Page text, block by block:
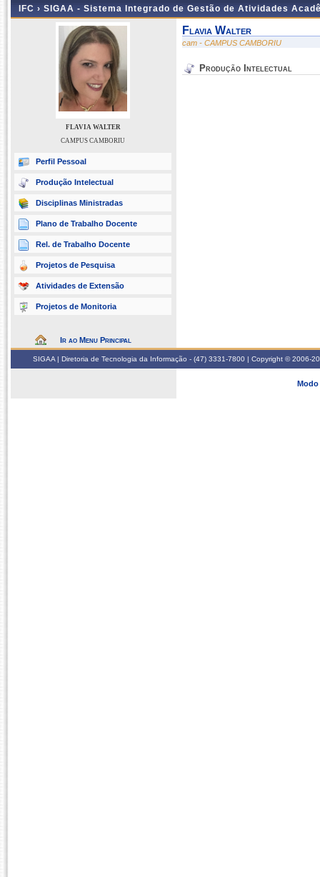
IFC › SIGAA - Sistema Integrado de Gestão de Atividades
FLAVIA WALTER
CAMPUS CAMBORIU
Perfil Pessoal
Produção Intelectual
Disciplinas Ministradas
Plano de Trabalho Docente
Rel. de Trabalho Docente
Projetos de Pesquisa
Atividades de Extensão
Projetos de Monitoria
Ir ao Menu Principal
Flavia Walter
cam - CAMPUS CAMBORIU
Produção Intelectual
SIGAA | Diretoria de Tecnologia da Informação - (47) 3331-7800 | Copyright © 2006-
Modo